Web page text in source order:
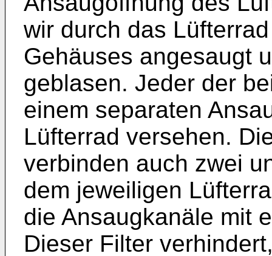
wir durch das
Gehäuses angesaugt
geblasen. Jeder der
einem separaten
Lüfterrad versehen.
verbinden auch zwei
dem jeweiligen
die Ansaugkanäle mit
Dieser Filter